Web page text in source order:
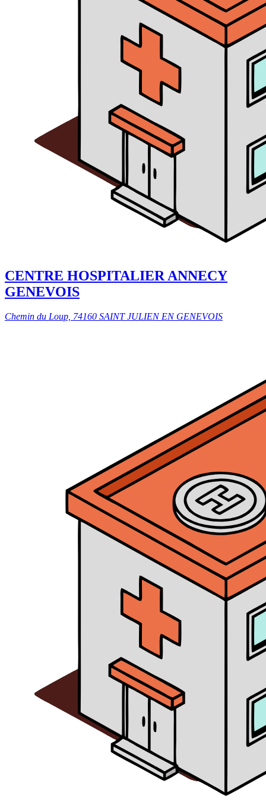
CENTRE HOSPITALIER ANNECY
GENEVOIS
Chemin du Loup, 74160 SAINT JULIEN EN GENEVOIS